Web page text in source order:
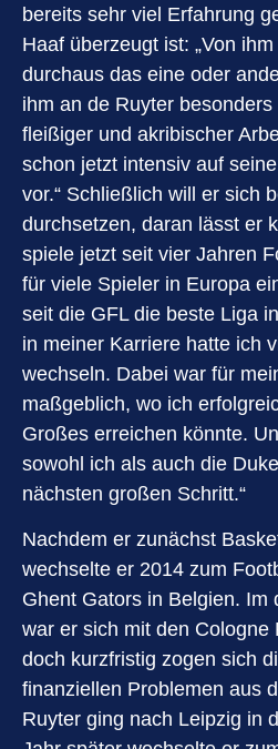
bereits sehr viel Erfahrung
Haaf überzeugt ist: „Von
durchaus das eine oder
ihm an de Ruyter besonders
fleißiger und akribischer
schon jetzt intensiv auf
vor.“ Schließlich will er sich
durchsetzen, daran lässt er
spiele jetzt seit vier Jahren
für viele Spieler in Europa
seit die GFL die beste Liga
in meiner Karriere hatte ich
wechseln. Dabei war für
maßgeblich, wo ich
Großes erreichen könnte.
sowohl ich als auch die
nächsten großen Schritt.“
Nachdem er zunächst
wechselte er 2014 zum
Ghent Gators in Belgien. Im
war er sich mit den Cologne
doch kurzfristig zogen sich
finanziellen Problemen aus
Ruyter ging nach Leipzig in